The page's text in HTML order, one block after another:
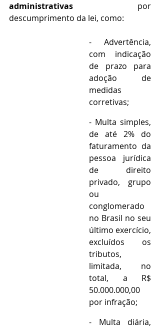
administrativas por
descumprimento da lei, como:
- Advertência,
com indicação
de prazo para
adoção de
medidas
corretivas;
- Multa simples,
de até 2% do
faturamento da
pessoa jurídica
de direito
privado, grupo
ou
conglomerado
no Brasil no seu
último exercício,
excluídos os
tributos,
limitada, no
total, a R$
50.000.000,00
por infração;
- Multa diária,